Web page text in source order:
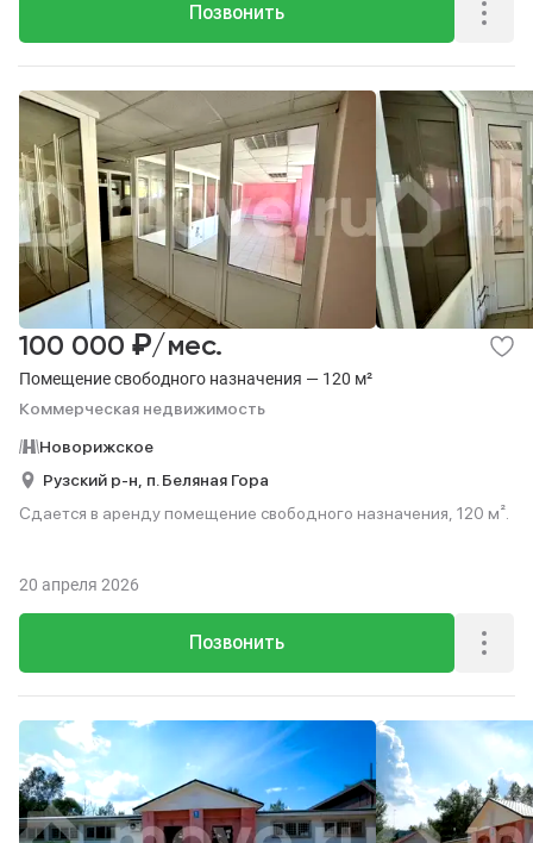
Позвонить
Помещение свободного назначения — 120 м²
Коммерческая недвижимость
100 000 ₽/мес.
Новорижское
Рузский р-н, п. Беляная Гора
Сдается в аренду помещение свободного назначения, 120 м².
Позвонить
20 апреля 2026